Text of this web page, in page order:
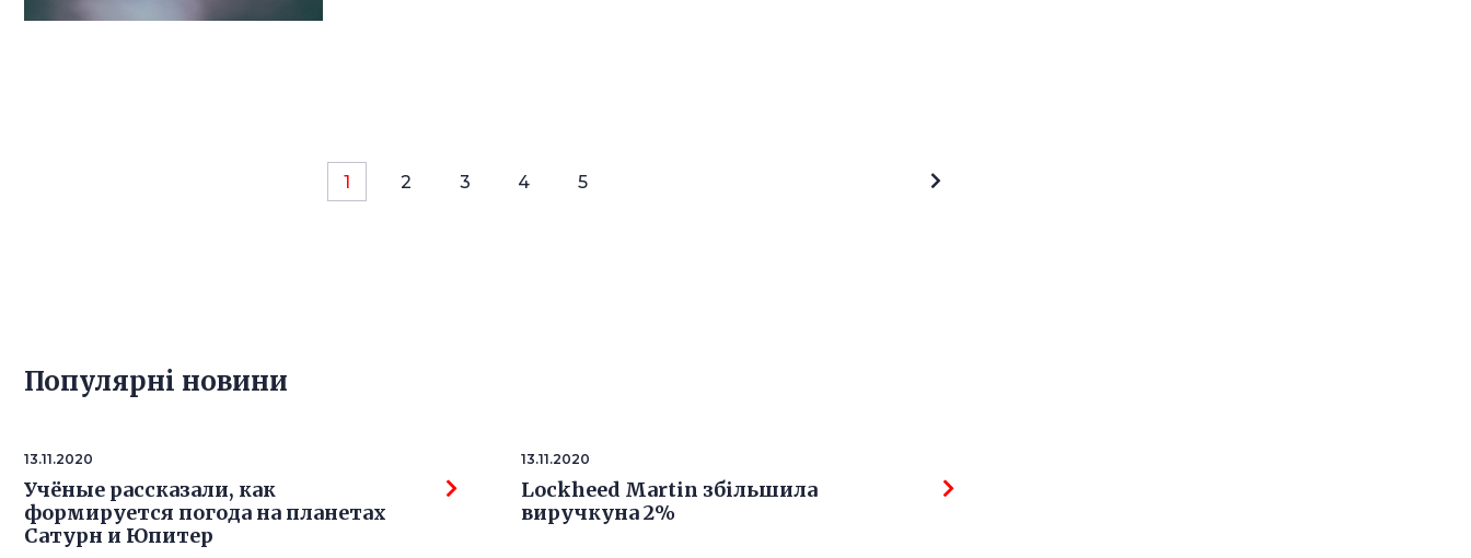
1 2 3 4 5
Популярнi новини
13.11.2020
Учёные рассказали, как
формируется погода на планетах
Сатурн и Юпитер
13.11.2020
Lockheed Martin збільшила
виручкуна 2%